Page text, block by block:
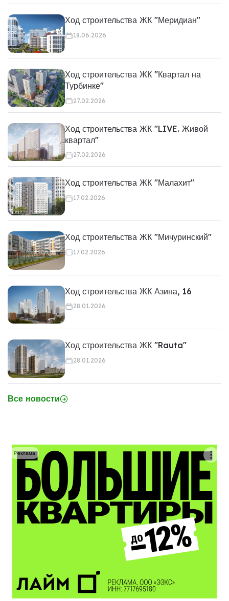
Ход строительства ЖК "Меридиан"
18.06.2026
Ход строительства ЖК "Квартал на
Турбинке"
27.02.2026
Ход строительства ЖК "LIVE. Живой
квартал"
27.02.2026
Ход строительства ЖК "Малахит"
17.02.2026
Ход строительства ЖК "Мичуринский"
17.02.2026
Ход строительства ЖК Азина, 16
28.01.2026
Ход строительства ЖК "Rauta"
28.01.2026
Все новости
Реклама